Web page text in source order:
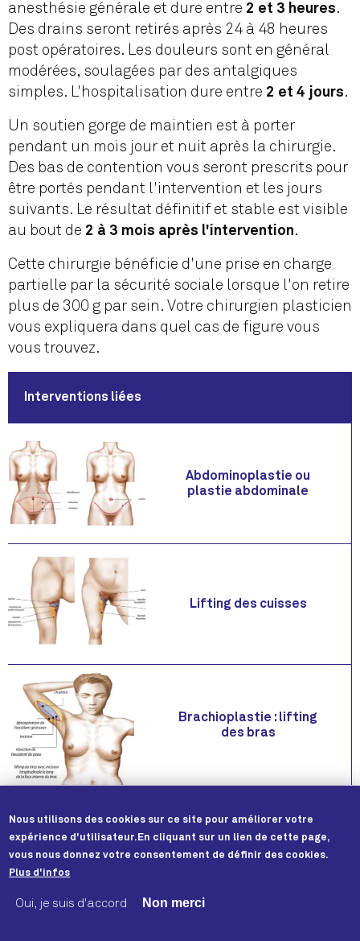
anesthésie générale et dure entre 2 et 3 heures.
Des drains seront retirés après 24 à 48 heures
post opératoires. Les douleurs sont en général
modérées, soulagées par des antalgiques
simples. L'hospitalisation dure entre 2 et 4 jours.
Un soutien gorge de maintien est à porter
pendant un mois jour et nuit après la chirurgie.
Des bas de contention vous seront prescrits pour
être portés pendant l'intervention et les jours
suivants. Le résultat définitif et stable est visible
au bout de 2 à 3 mois après l'intervention.
Cette chirurgie bénéficie d'une prise en charge
partielle par la sécurité sociale lorsque l'on retire
plus de 300 g par sein. Votre chirurgien plasticien
vous expliquera dans quel cas de figure vous
vous trouvez.
Interventions liées
Abdominoplastie ou
plastie abdominale
Lifting des cuisses
Brachioplastie : lifting
des bras
Politique de confidentialité
Nous utilisons des cookies sur ce site pour améliorer votre
expérience d'utilisateur. En cliquant sur un lien de cette page,
vous nous donnez votre consentement de définir des cookies.
Plus d'infos
Oui, je suis d'accord Non merci